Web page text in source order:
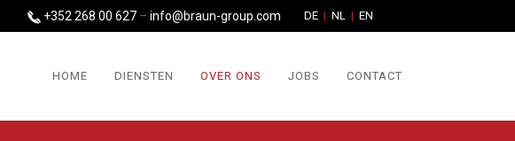
DE NL EN
+352 268 00 627 – info@braun-group.com
HOME DIENSTEN OVER ONS JOBS CONTACT